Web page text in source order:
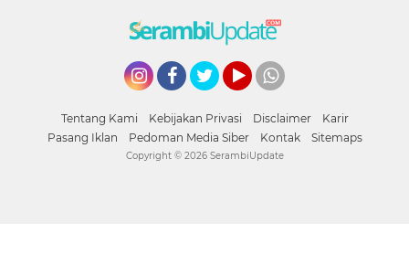
Tentang Kami Kebijakan Privasi Disclaimer
Karir
Pasang Iklan
Pedoman Media Siber Kontak Sitemaps
Copyright © 2026 SerambiUpdate